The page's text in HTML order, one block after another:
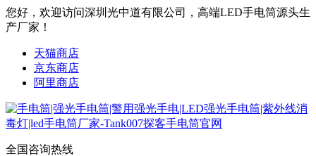
您好，欢迎访问深圳光中道有限公司，高端LED手电筒源头生
产厂家！
天猫商店
京东商店
阿里商店
全国咨询热线